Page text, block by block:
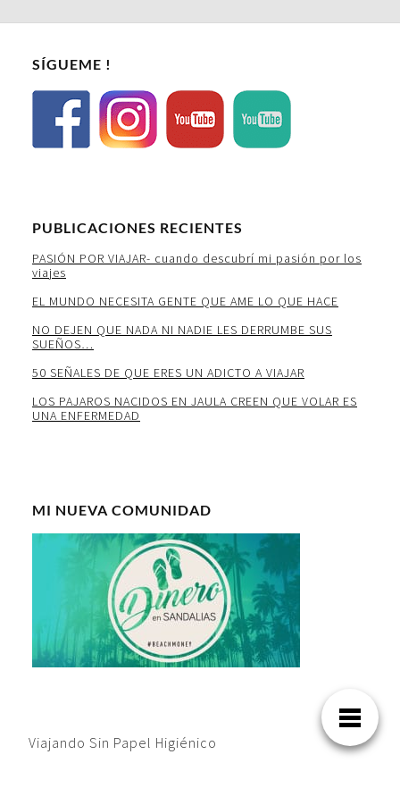
SÍGUEME !
PUBLICACIONES RECIENTES
PASIÓN POR VIAJAR- cuando descubrí mi pasión por los
viajes
EL MUNDO NECESITA GENTE QUE AME LO QUE HACE
NO DEJEN QUE NADA NI NADIE LES DERRUMBE SUS
SUEÑOS…
50 SEÑALES DE QUE ERES UN ADICTO A VIAJAR
LOS PAJAROS NACIDOS EN JAULA CREEN QUE VOLAR ES
UNA ENFERMEDAD
MI NUEVA COMUNIDAD
Viajando Sin Papel Higiénico